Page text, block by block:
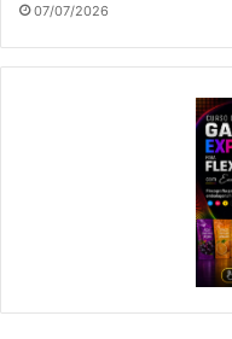
07/07/2026